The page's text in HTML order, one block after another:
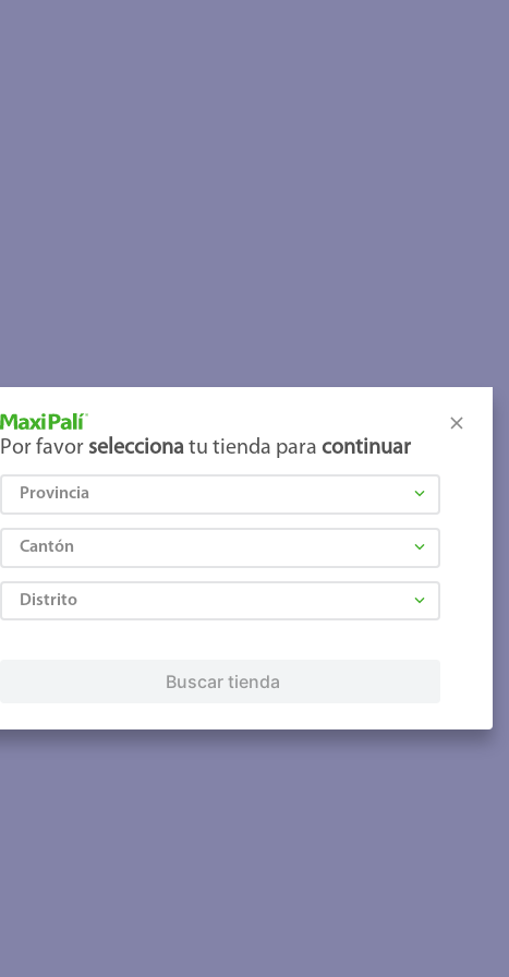
Por favor selecciona tu tienda para continuar
Provincia
Cantón
Distrito
Buscar tienda